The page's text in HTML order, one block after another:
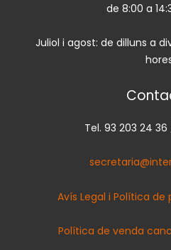
de 8:00 a
Juliol i agost: de dilluns a
Tel. 93 203 24 36
Avís Legal i Política
Política de venda